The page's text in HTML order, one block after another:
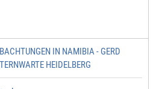
IN NAMIBIA - GERD
HEIDELBERG